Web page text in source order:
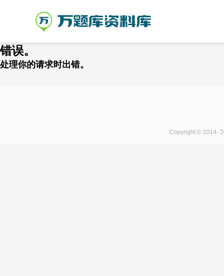
错误。
处理你的请求时出错。
Copyright © 2014-